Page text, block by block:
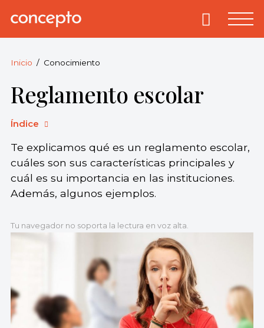
Concepto.
derechos
reservados.
Primary
Inicio Conocimiento
Reglamento escolar
Índice
Te explicamos qué es un reglamento escolar,
cuáles son sus características principales y
cuál es su importancia en las instituciones.
Además, algunos ejemplos.
Tu navegador no soporta la lectura en voz alta.